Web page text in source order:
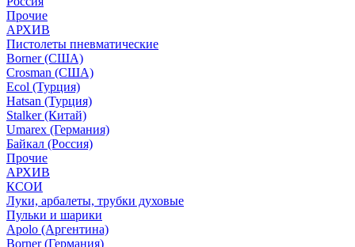
Прочие
АРХИВ
Пистолеты пневматические
Borner (США)
Crosman (США)
Ecol (Турция)
Hatsan (Турция)
Stalker (Китай)
Umarex (Германия)
Байкал (Россия)
Прочие
АРХИВ
КСОИ
Луки, арбалеты, трубки духовые
Пульки и шарики
Apolo (Аргентина)
Borner (Германия)